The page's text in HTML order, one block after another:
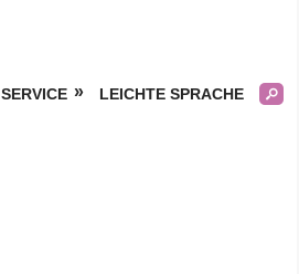
SERVICE LEICHTE SPRACHE